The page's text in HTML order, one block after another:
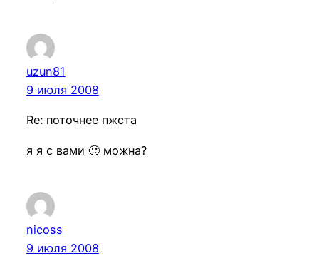
uzun81
9 июля 2008
Re: поточнее пжста
я я с вами 🙂 можна?
nicoss
9 июля 2008